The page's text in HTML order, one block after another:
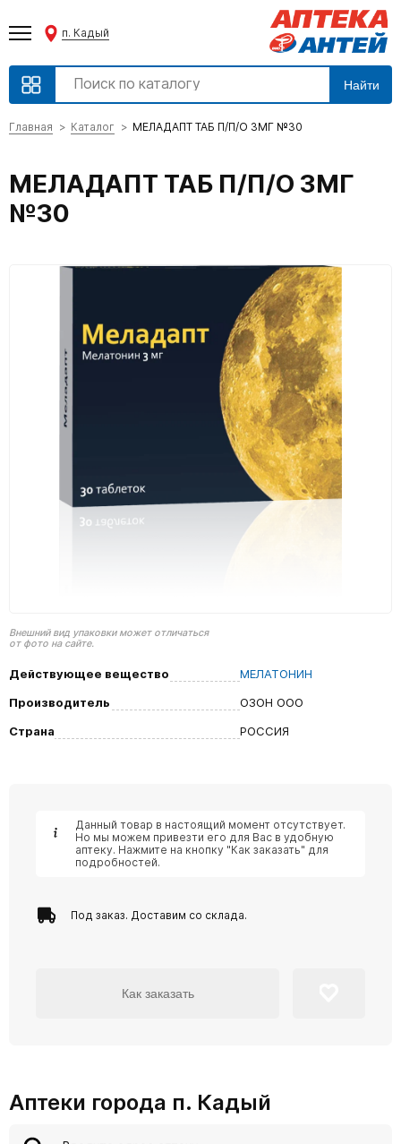
п. Кадый
Найти
Главная Каталог МЕЛАДАПТ ТАБ П/П/О 3МГ №30
МЕЛАДАПТ ТАБ П/П/О 3МГ
№30
Внешний вид упаковки может отличаться
от фото на сайте.
Действующее вещество
МЕЛАТОНИН
Производитель
ОЗОН ООО
Страна
РОССИЯ
Данный товар в настоящий момент отсутствует.
Но мы можем привезти его для Вас в удобную
аптеку. Нажмите на кнопку "Как заказать" для
подробностей.
Под заказ. Доставим со склада.
Как заказать
Аптеки города п. Кадый